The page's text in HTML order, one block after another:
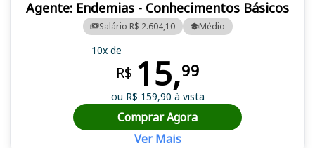
Agente: Endemias - Conhecimentos Básicos
Salário R$ 2.604,10 Médio
10x de
R$ 15,99
ou R$ 159,90 à vista
Comprar Agora
Ver Mais